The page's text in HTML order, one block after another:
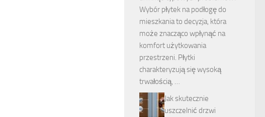
Wybór płytek na podłogę do
mieszkania to decyzja, która
może znacząco wpłynąć na
komfort użytkowania
przestrzeni. Płytki
charakteryzują się wysoką
trwałością, …
Jak skutecznie
uszczelnić drzwi